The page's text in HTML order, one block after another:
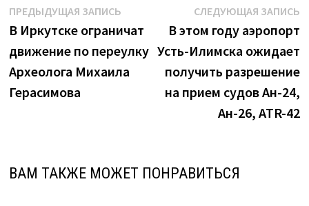
Навигация
по
записям
ПРЕДЫДУЩАЯ ЗАПИСЬПредыдущая
запись:
В Иркутске ограничат
движение по переулку
Археолога Михаила
Герасимова
СЛЕДУЮЩАЯ ЗАПИСЬ
В этом году аэропорт
Усть-Илимска ожидает
получить разрешение
на прием судов Ан-24,
Ан-26, АТR-42
ВАМ ТАКЖЕ МОЖЕТ ПОНРАВИТЬСЯ